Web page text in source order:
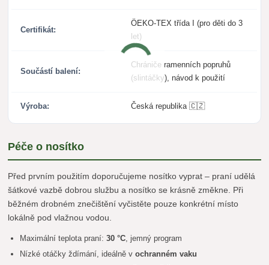
Certifikát:
ÖEKO-TEX třída I (pro děti do 3
let)
Součástí balení:
Chrániče ramenních popruhů
(slintáčky), návod k použití
Výroba: Česká republika 🇨🇿
Péče o nosítko
Před prvním použitím doporučujeme nosítko vyprat – praní udělá
šátkové vazbě dobrou službu a nosítko se krásně změkne. Při
běžném drobném znečištění vyčistěte pouze konkrétní místo
lokálně pod vlažnou vodou.
Maximální teplota praní:30 °C , jemný program
Nízké otáčky ždímání, ideálně vochranném vaku